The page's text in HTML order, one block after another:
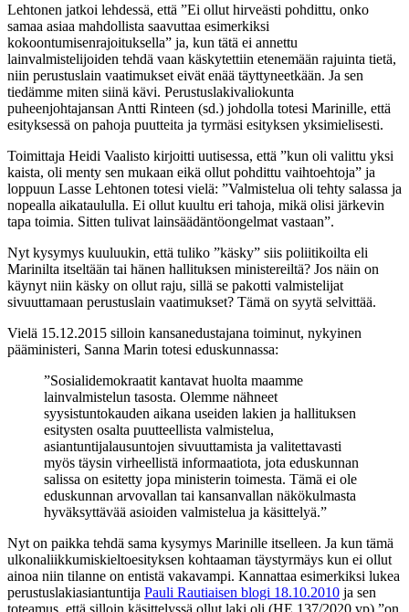
Lehtonen jatkoi lehdessä, että ”Ei ollut hirveästi pohdittu, onko
samaa asiaa mahdollista saavuttaa esimerkiksi
kokoontumisenrajoituksella” ja, kun tätä ei annettu
lainvalmistelijoiden tehdä vaan käskytettiin etenemään rajuinta tietä,
niin perustuslain vaatimukset eivät enää täyttyneetkään. Ja sen
tiedämme miten siinä kävi. Perustuslakivaliokunta
puheenjohtajansan Antti Rinteen (sd.) johdolla totesi Marinille, että
esityksessä on pahoja puutteita ja tyrmäsi esityksen yksimielisesti.
Toimittaja Heidi Vaalisto kirjoitti uutisessa, että ”kun oli valittu yksi
kaista, oli menty sen mukaan eikä ollut pohdittu vaihtoehtoja” ja
loppuun Lasse Lehtonen totesi vielä: ”Valmistelua oli tehty salassa ja
nopealla aikataululla. Ei ollut kuultu eri tahoja, mikä olisi järkevin
tapa toimia. Sitten tulivat lainsäädäntöongelmat vastaan”.
Nyt kysymys kuuluukin, että tuliko ”käsky” siis poliitikoilta eli
Marinilta itseltään tai hänen hallituksen ministereiltä? Jos näin on
käynyt niin käsky on ollut raju, sillä se pakotti valmistelijat
sivuuttamaan perustuslain vaatimukset? Tämä on syytä selvittää.
Vielä 15.12.2015 silloin kansanedustajana toiminut, nykyinen
pääministeri, Sanna Marin totesi eduskunnassa:
”Sosialidemokraatit kantavat huolta maamme
lainvalmistelun tasosta. Olemme nähneet
syysistuntokauden aikana useiden lakien ja hallituksen
esitysten osalta puutteellista valmistelua,
asiantuntijalausuntojen sivuuttamista ja valitettavasti
myös täysin virheellistä informaatiota, jota eduskunnan
salissa on esitetty jopa ministerin toimesta. Tämä ei ole
eduskunnan arvovallan tai kansanvallan näkökulmasta
hyväksyttävää asioiden valmistelua ja käsittelyä.”
Nyt on paikka tehdä sama kysymys Marinille itselleen. Ja kun tämä
ulkonaliikkumiskieltoesityksen kohtaaman täystyrmäys kun ei ollut
ainoa niin tilanne on entistä vakavampi. Kannattaa esimerkiksi lukea
perustuslakiasiantuntija Pauli Rautiaisen blogi 18.10.2010 ja sen
toteamus, että silloin käsittelyssä ollut laki oli (HE 137/2020 vp) ”on